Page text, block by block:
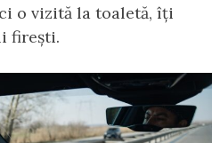
o vizită la toaletă, îți
firești.